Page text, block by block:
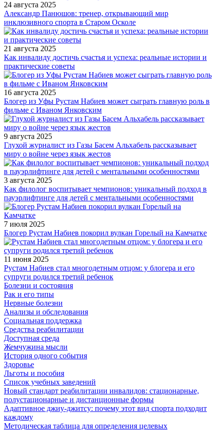
24 августа 2025
Александр Панюшов: тренер, открывающий мир
инклюзивного спорта в Старом Осколе
21 августа 2025
Как инвалиду достичь счастья и успеха: реальные истории и
практические советы
16 августа 2025
Блогер из Уфы Рустам Набиев может сыграть главную роль в
фильме с Иваном Янковским
9 августа 2025
Глухой журналист из Газы Басем Альхабель рассказывает
миру о войне через язык жестов
3 августа 2025
Как филолог воспитывает чемпионов: уникальный подход в
пауэрлифтинге для детей с ментальными особенностями
7 июля 2025
Блогер Рустам Набиев покорил вулкан Горелый на Камчатке
11 июня 2025
Рустам Набиев стал многодетным отцом: у блогера и его
супруги родился третий ребенок
Болезни и состояния
Рак и его типы
Нервные болезни
Анализы и обследования
Социальная поддержка
Средства реабилитации
Доступная среда
Жемчужина мысли
История одного события
Здоровье
Льготы и пособия
Список учебных заведений
Новый стандарт реабилитации инвалидов: стационарные,
полустационарные и дистанционные формы
Адаптивное джиу-джитсу: почему этот вид спорта подходит
каждому
Методическая таблица для определения целевых